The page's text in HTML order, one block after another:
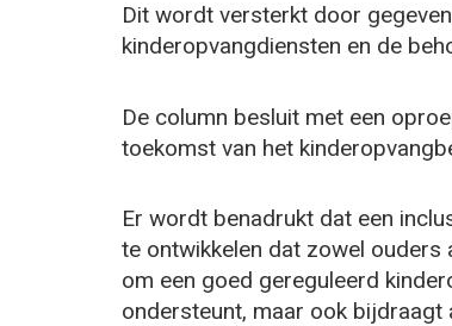
Dit wordt versterkt door
kinderopvangdiensten en de
De column besluit met een
toekomst van het
Er wordt benadrukt dat een
te ontwikkelen dat zowel ouders
om een goed gereguleerd
ondersteunt, maar ook